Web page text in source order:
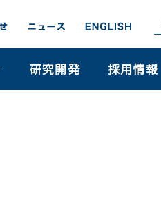
研究開発 採用情報